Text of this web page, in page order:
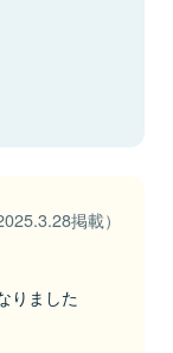
掲載）
りました